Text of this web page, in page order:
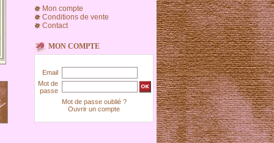
Mon compte
Conditions de vente
Contact
MON COMPTE
Email
Mot de
passe
Mot de passe oublié ?
Ouvrir un compte